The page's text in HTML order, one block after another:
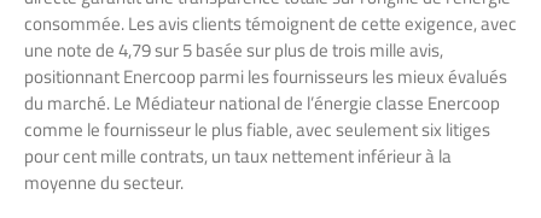
consommée. Les avis clients témoignent de cette exigence, avec
une note de 4,79 sur 5 basée sur plus de trois mille avis,
positionnant Enercoop parmi les fournisseurs les mieux évalués
du marché. Le Médiateur national de l’énergie classe Enercoop
comme le fournisseur le plus fiable, avec seulement six litiges
pour cent mille contrats, un taux nettement inférieur à la
moyenne du secteur.